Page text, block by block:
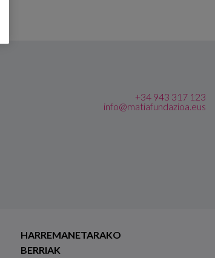
+34 943 317 123
info@matiafundazioa.eus
HARREMANETARAKO
BERRIAK